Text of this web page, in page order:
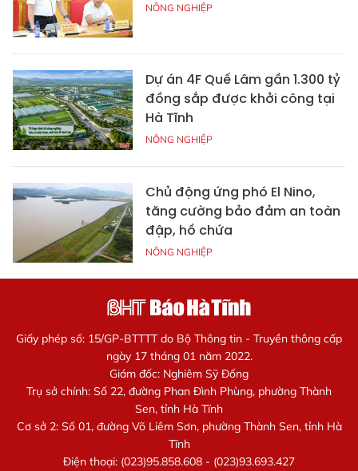
NÔNG NGHIỆP
Dự án 4F Quế Lâm gần 1.300 tỷ
đồng sắp được khởi công tại
Hà Tĩnh
NÔNG NGHIỆP
Chủ động ứng phó El Nino,
tăng cường bảo đảm an toàn
đập, hồ chứa
NÔNG NGHIỆP
Giấy phép số: 15/GP-BTTTT do Bộ Thông tin - Truyền thông cấp
ngày 17 tháng 01 năm 2022.
Giám đốc: Nghiêm Sỹ Đống
Trụ sở chính: Số 22, đường Phan Đình Phùng, phường Thành
Sen, tỉnh Hà Tĩnh
Cơ sở 2: Số 01, đường Võ Liêm Sơn, phường Thành Sen, tỉnh Hà
Tĩnh
Điện thoại: (023)95.858.608 - (023)93.693.427